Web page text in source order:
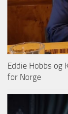
Eddie Hobbs og
for Norge